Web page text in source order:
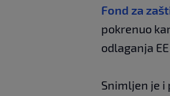
Fond za
pokrenuo
odlaganja
Snimljen je i